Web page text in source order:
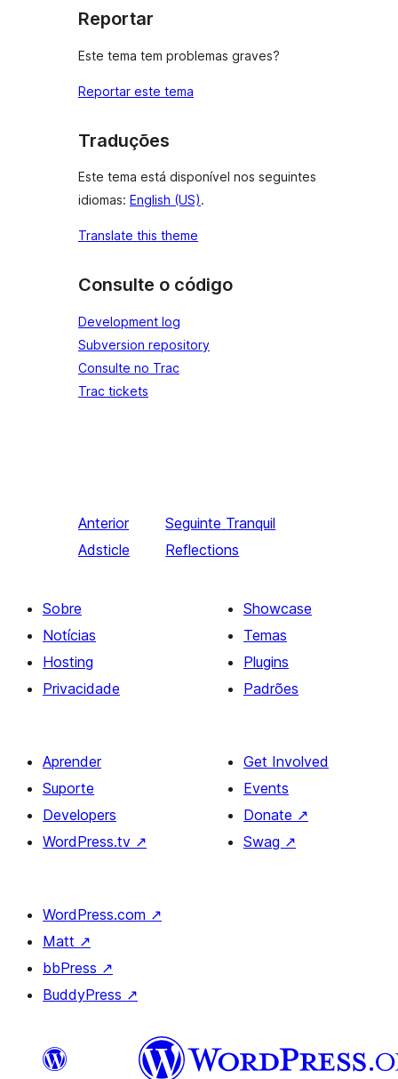
Reportar
Este tema tem problemas graves?
Reportar este tema
Traduções
Este tema está disponível nos seguintes
idiomas: English (US).
Translate this theme
Consulte o código
Development log
Subversion repository
Consulte no Trac
Trac tickets
Anterior
Adsticle
Seguinte Tranquil
Reflections
Sobre
Notícias
Hosting
Privacidade
Showcase
Temas
Plugins
Padrões
Aprender
Suporte
Developers
WordPress.tv ↗
Get Involved
Events
Donate ↗
Swag ↗
WordPress.com ↗
Matt ↗
bbPress ↗
BuddyPress ↗